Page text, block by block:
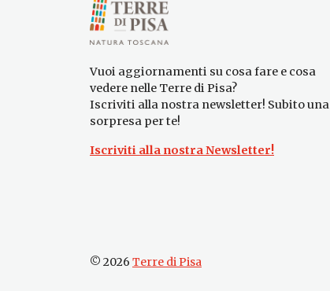
Vuoi aggiornamenti su cosa fare e cosa
vedere nelle Terre di Pisa?
Iscriviti alla nostra newsletter! Subito una
sorpresa per te!
Iscriviti alla nostra Newsletter!
© 2026 Terre di Pisa